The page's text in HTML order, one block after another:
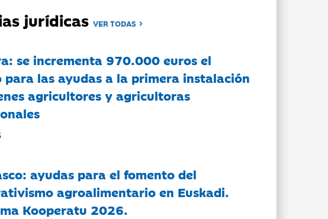
jurídicasVER TODAS
se incrementa 970.000 euros el
para las ayudas a la primera instalación
agricultores y agricultoras
ayudas para el fomento del
agroalimentario en Euskadi.
Kooperatu 2026.